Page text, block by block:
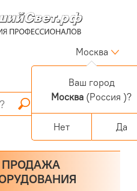
Москва
Войти
Регистрация
Корзина
0 позиций
Персональный раздел
ПРОДАЖА
Ваш город
Москва (Россия )?
Нет Да